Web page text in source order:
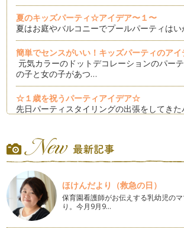
夏のキッズパーティ☆アイデア〜１〜
夏はお庭やバルコニーでプールパーティは
簡単でセンスがいい！キッズパーティのア
元気カラーのドットデコレーションのパー
の子と女の子があつ…
☆１歳を祝うパーティアイデア☆
先日パーティスタイリングの出張をしてき
男の子のパーティのスタイリングアイデア
女の子と違って男の子は、テーブルコーデ
さよ…
☆キッズパーティのアイデア☆ファーストバ
この連載の最初に書いた記事は「ファース
の誕生日〜」について書かせていただ…
ほけんだより（救急の日）
保育園看護師がお伝えする乳幼児の
り。今月9月9…